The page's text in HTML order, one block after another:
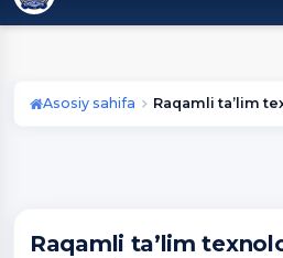
Asosiy sahifa Raqamli ta’lim
Raqamli ta’lim